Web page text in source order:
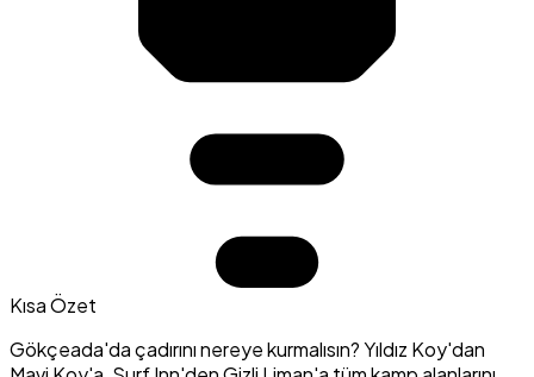
Kısa Özet
Gökçeada'da çadırını nereye kurmalısın? Yıldız Koy'dan